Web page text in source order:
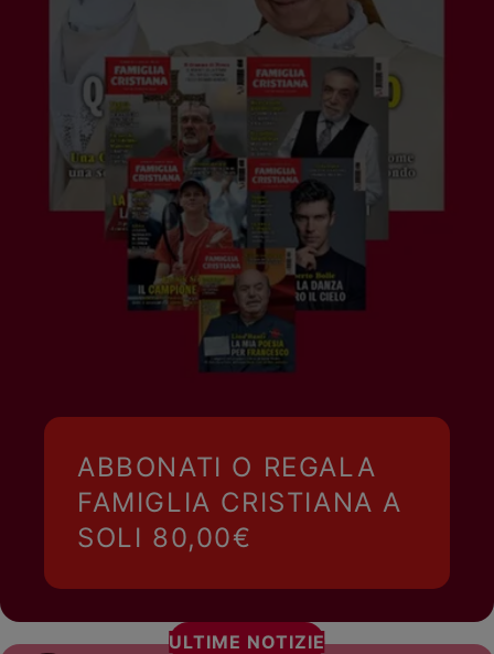
ABBONATI O REGALA
FAMIGLIA CRISTIANA A
SOLI 80,00€
ULTIME NOTIZIE